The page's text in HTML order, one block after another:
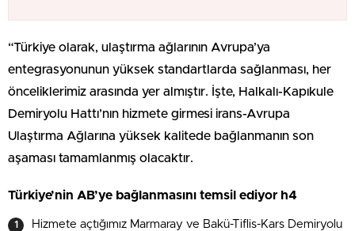
“Türkiye olarak, ulaştırma ağlarının Avrupa’ya
entegrasyonunun yüksek standartlarda sağlanması, her
önceliklerimiz arasında yer almıştır. İşte, Halkalı-Kapıkule
Demiryolu Hattı’nın hizmete girmesi irans-Avrupa
Ulaştırma Ağlarına yüksek kalitede bağlanmanın son
aşaması tamamlanmış olacaktır.
Türkiye’nin AB’ye bağlanmasını temsil ediyor h4
Hizmete açtığımız Marmaray ve Bakü-Tiflis-Kars Demiryolu